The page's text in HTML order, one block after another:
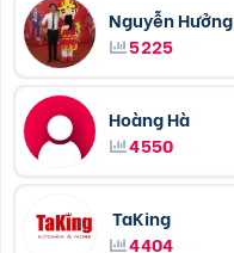
Nguyễn Hưởng
5225
Hoàng Hà
4550
TaKing
4404